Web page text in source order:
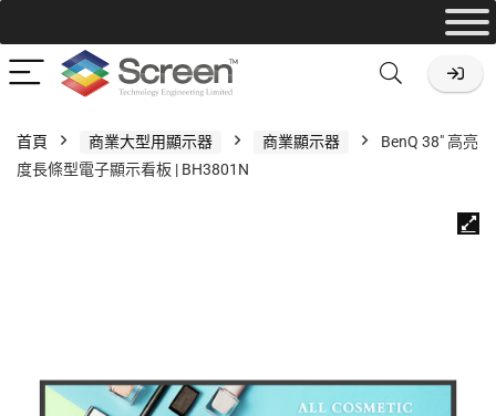
首頁 商業大型用顯示器 商業顯示器
BenQ 38″ 高亮
度長條型電子顯示看板 | BH3801N